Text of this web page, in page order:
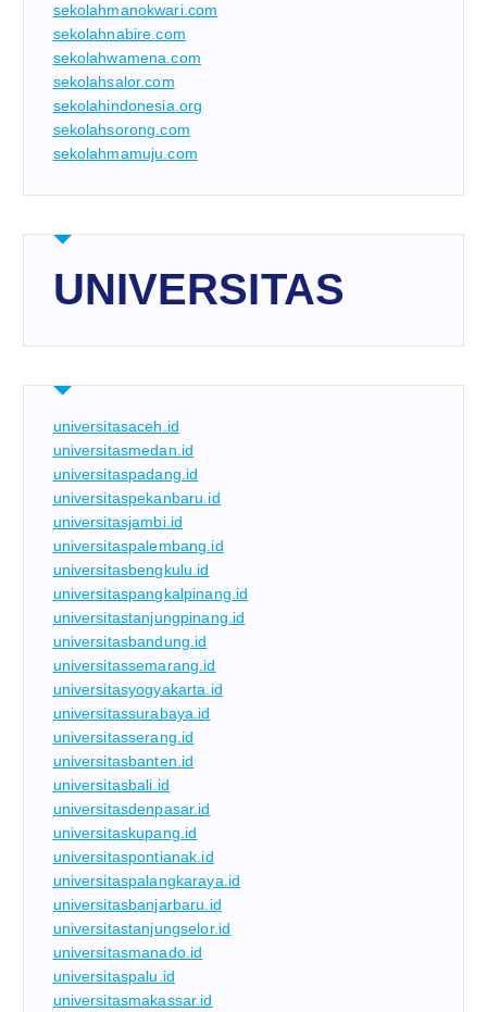
sekolahmanokwari.com
sekolahnabire.com
sekolahwamena.com
sekolahsalor.com
sekolahindonesia.org
sekolahsorong.com
sekolahmamuju.com
UNIVERSITAS
universitasaceh.id
universitasmedan.id
universitaspadang.id
universitaspekanbaru.id
universitasjambi.id
universitaspalembang.id
universitasbengkulu.id
universitaspangkalpinang.id
universitastanjungpinang.id
universitasbandung.id
universitassemarang.id
universitasyogyakarta.id
universitassurabaya.id
universitasserang.id
universitasbanten.id
universitasbali.id
universitasdenpasar.id
universitaskupang.id
universitaspontianak.id
universitaspalangkaraya.id
universitasbanjarbaru.id
universitastanjungselor.id
universitasmanado.id
universitaspalu.id
universitasmakassar.id